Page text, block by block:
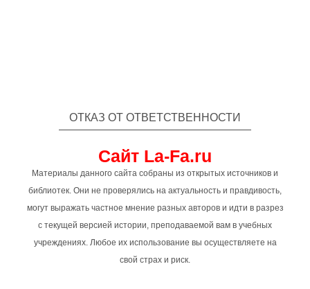
ОТКАЗ ОТ ОТВЕТСТВЕННОСТИ
Сайт La-Fa.ru
Материалы данного сайта собраны из открытых источников и
библиотек. Они не проверялись на актуальность и правдивость,
могут выражать частное мнение разных авторов и идти в разрез
с текущей версией истории, преподаваемой вам в учебных
учреждениях. Любое их использование вы осуществляете на
свой страх и риск.